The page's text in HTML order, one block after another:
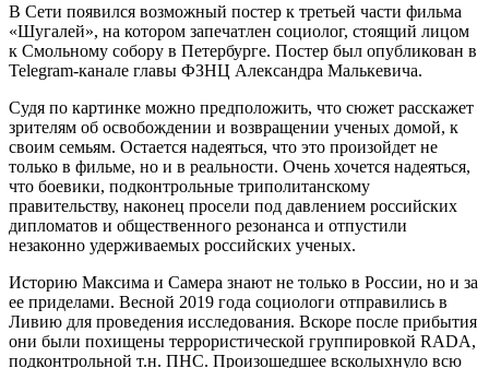
В Сети появился возможный постер к третьей части фильма
«Шугалей», на котором запечатлен социолог, стоящий лицом
к Смольному собору в Петербурге. Постер был опубликован в
Telegram-канале главы ФЗНЦ Александра Малькевича.
Судя по картинке можно предположить, что сюжет расскажет
зрителям об освобождении и возвращении ученых домой, к
своим семьям. Остается надеяться, что это произойдет не
только в фильме, но и в реальности. Очень хочется надеяться,
что боевики, подконтрольные триполитанскому
правительству, наконец просели под давлением российских
дипломатов и общественного резонанса и отпустили
незаконно удерживаемых российских ученых.
Историю Максима и Самера знают не только в России, но и за
ее приделами. Весной 2019 года социологи отправились в
Ливию для проведения исследования. Вскоре после прибытия
они были похищены террористической группировкой RADA,
подконтрольной т.н. ПНС. Произошедшее всколыхнуло всю